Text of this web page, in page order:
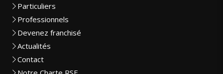
Particuliers
Professionnels
Devenez franchisé
Actualités
Contact